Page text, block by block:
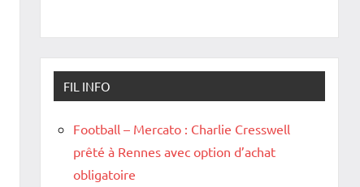
FIL INFO
Football – Mercato : Charlie Cresswell
prêté à Rennes avec option d’achat
obligatoire